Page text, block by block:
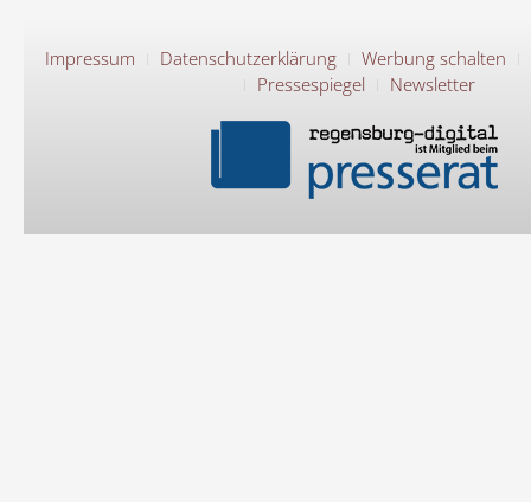
Impressum Datenschutzerklärung
Werbung schalten
Pressespiegel
Newsletter